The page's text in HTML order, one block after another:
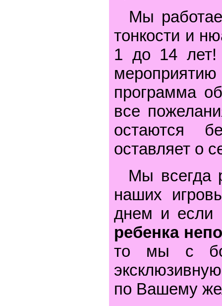
Мы
тонкости и
1 до 14 лет!
программа
все
остаются
оставляет о
Мы всегда
наших
днем и если
ребенка
то мы с
по Вашему